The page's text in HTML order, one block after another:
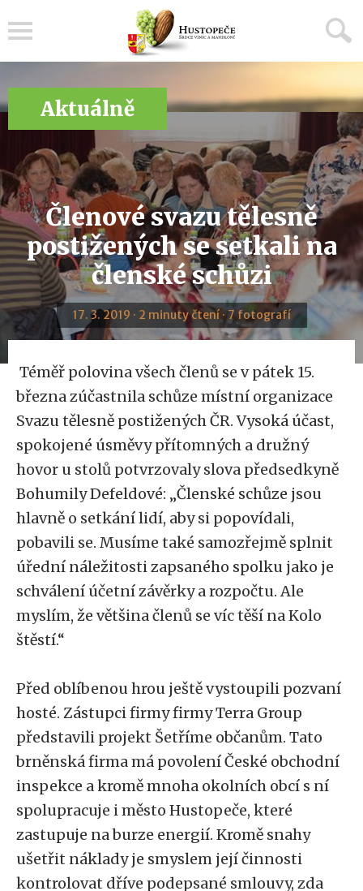
Aktuálně
Členové svazu tělesně
postižených se setkali na
členské schůzi
17. 3. 2019 · 2 minuty čtení · 7 fotografí
Téměř polovina všech členů se v pátek 15.
března zúčastnila schůze místní organizace
Svazu tělesně postižených ČR. Vysoká účast,
spokojené úsměvy přítomných a družný
hovor u stolů potvrzovaly slova předsedkyně
Bohumily Defeldové: „Členské schůze jsou
hlavně o setkání lidí, aby si popovídali,
pobavili se. Musíme také samozřejmě splnit
úřední náležitosti zapsaného spolku jako je
schválení účetní závěrky a rozpočtu. Ale
myslím, že většina členů se víc těší na Kolo
štěstí.“
Před oblíbenou hrou ještě vystoupili pozvaní
hosté. Zástupci firmy firmy Terra Group
představili projekt Šetříme občanům. Tato
brněnská firma má povolení České obchodní
inspekce a kromě mnoha okolních obcí s ní
spolupracuje i město Hustopeče, které
zastupuje na burze energií. Kromě snahy
ušetřit náklady je smyslem její činnosti
kontrolovat dříve podepsané smlouvy, zda